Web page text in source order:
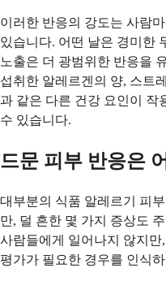
이러한 반응의 강도는 사람
있습니다. 어떤 날은 경미한
노출은 더 광범위한 반응을
섭취한 알레르겐의 양, 스트
과 같은 다른 건강 요인이 작
수 있습니다.
드문 피부 반응은
대부분의 식품 알레르기 피
만, 덜 흔한 몇 가지 증상도
사람들에게 일어나지 않지
평가가 필요한 경우를 인식